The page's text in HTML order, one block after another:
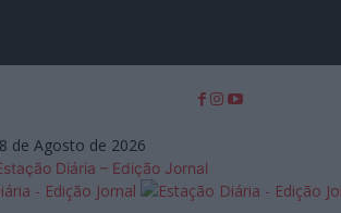
de Agosto de 2026
Diária – Edição Jornal